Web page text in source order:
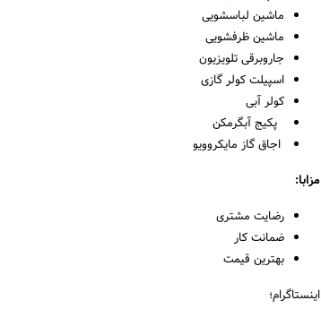
ماشین لباسشویی
ماشین ظرفشویی
جاروبرقی تلویزیون
اسپیلت کولر گازی
کولر آبی
پکیج آبگرمکن
اجاق گاز مایکروویو
مزابا:
رضایت مشتری
ضمانت کار
بهترین قیمت
اینستاگرام؛